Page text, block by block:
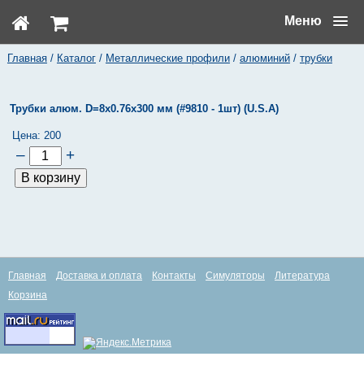
Меню
Главная/ Каталог/ Металлические профили/ алюминий/ трубки
Трубки алюм. D=8х0.76х300 мм (#9810 - 1шт) (U.S.A)
Цена: 200
– +
Главная Доставка и оплата Контакты Симуляторы
Литература
Корзина